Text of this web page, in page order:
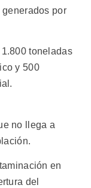
por
toneladas
y 500
no llega a
en
del